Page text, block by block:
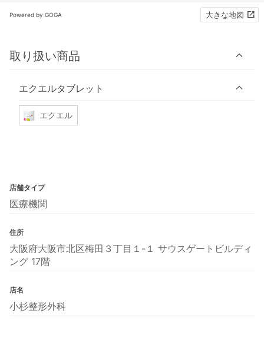
Powered by GOGA 大きな地図
取り扱い商品
エクエルタブレット
エクエル
店舗タイプ
医療機関
住所
大阪府大阪市北区梅田３丁目１-１ サウスゲートビルディ
ング 17階
店名
小杉整形外科